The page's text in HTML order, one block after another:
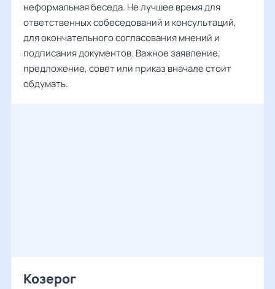
неформальная беседа. Не лучшее время для
ответственных собеседований и консультаций,
для окончательного согласования мнений и
подписания документов. Важное заявление,
предложение, совет или приказ вначале стоит
обдумать.
Козерог